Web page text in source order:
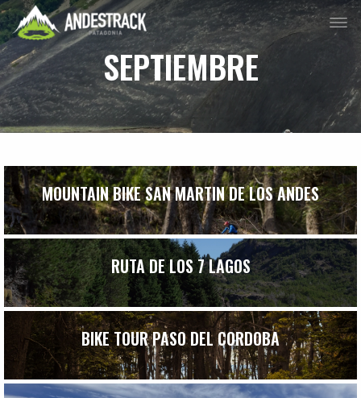
SEPTIEMBRE
MOUNTAIN BIKE SAN MARTIN DE LOS ANDES
RUTA DE LOS 7 LAGOS
BIKE TOUR PASO DEL CORDOBA